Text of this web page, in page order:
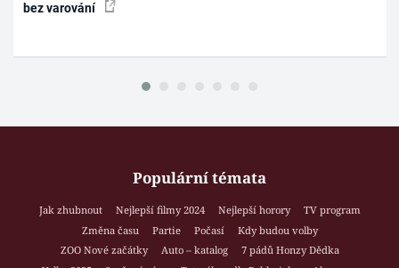
bez varování
Populární témata
Jak zhubnout Nejlepší filmy 2024 Nejlepší horory
TV program
Změna času
Partie Počasí
Kdy budou volby
ZOO Nové začátky
Auto – katalog
7 pádů Honzy Dědka